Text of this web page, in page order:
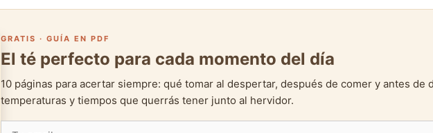
GRATIS · GUÍA EN PDF
El té perfecto para cada momento del día
10 páginas para acertar siempre: qué tomar al despertar, después de comer y antes
temperaturas y tiempos que querrás tener junto al hervidor.